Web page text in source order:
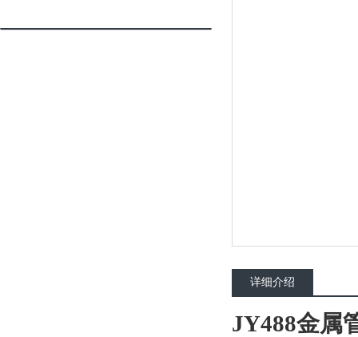
详细介绍
JY488金属